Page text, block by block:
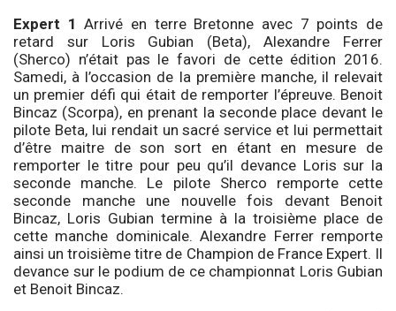
Expert 1Arrivé en terre Bretonne avec 7 points de
retard sur Loris Gubian (Beta), Alexandre Ferrer
(Sherco) n’était pas le favori de cette édition 2016.
Samedi, à l’occasion de la première manche, il relevait
un premier défi qui était de remporter l’épreuve. Benoit
Bincaz (Scorpa), en prenant la seconde place devant le
pilote Beta, lui rendait un sacré service et lui permettait
d’être maitre de son sort en étant en mesure de
remporter le titre pour peu qu’il devance Loris sur la
seconde manche. Le pilote Sherco remporte cette
seconde manche une nouvelle fois devant Benoit
Bincaz, Loris Gubian termine à la troisième place de
cette manche dominicale. Alexandre Ferrer remporte
ainsi un troisième titre de Champion de France Expert. Il
devance sur le podium de ce championnat Loris Gubian
et Benoit Bincaz.